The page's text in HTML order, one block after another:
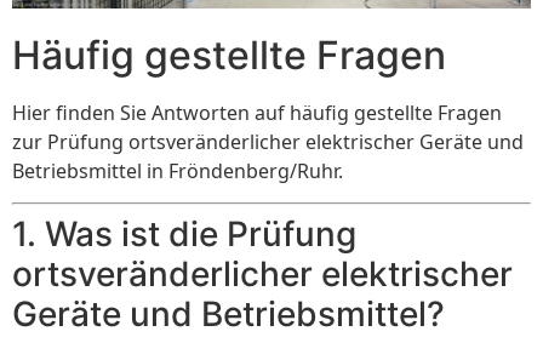
Häufig gestellte Fragen
Hier finden Sie Antworten auf häufig gestellte Fragen
zur Prüfung ortsveränderlicher elektrischer Geräte und
Betriebsmittel in Fröndenberg/Ruhr.
1. Was ist die Prüfung
ortsveränderlicher elektrischer
Geräte und Betriebsmittel?